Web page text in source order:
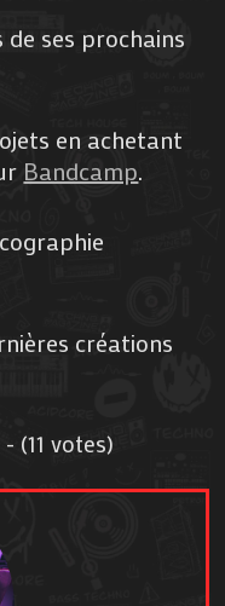
de ses prochains
en achetant
Bandcamp.
créations
- (11 votes)